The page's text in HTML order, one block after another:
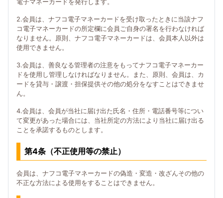
電子マネーカードを発行します。
2.会員は、ナフコ電子マネーカードを受け取ったときに当該ナフ
コ電子マネーカードの所定欄に会員ご自身の署名を行わなければ
なりません。原則、ナフコ電子マネーカードは、会員本人以外は
使用できません。
3.会員は、善良なる管理者の注意をもってナフコ電子マネーカー
ドを使用し管理しなければなりません。また、原則、会員は、カ
ードを貸与・譲渡・担保提供その他の処分をなすことはできませ
ん。
4.会員は、会員が当社に届け出た氏名・住所・電話番号等につい
て変更があった場合には、当社所定の方法により当社に届け出る
ことを承諾するものとします。
第4条（不正使用等の禁止）
会員は、ナフコ電子マネーカードの偽造・変造・改ざんその他の
不正な方法による使用をすることはできません。